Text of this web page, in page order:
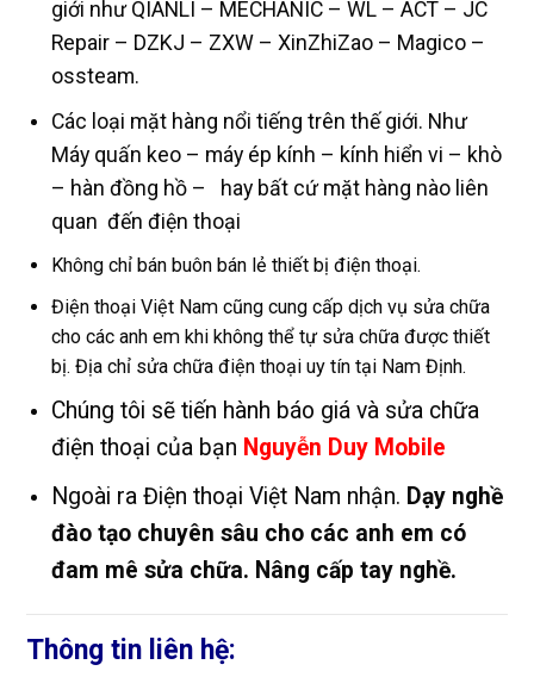
giới như QIANLI – MECHANIC – WL – ACT – JC
Repair – DZKJ – ZXW – XinZhiZao – Magico –
ossteam.
Các loại mặt hàng nổi tiếng trên thế giới. Như
Máy quấn keo – máy ép kính – kính hiển vi – khò
– hàn đồng hồ – hay bất cứ mặt hàng nào liên
quan đến điện thoại
Không chỉ bán buôn bán lẻ thiết bị điện thoại.
Điện thoại Việt Nam cũng cung cấp dịch vụ sửa chữa
cho các anh em khi không thể tự sửa chữa được thiết
bị. Địa chỉ sửa chữa điện thoại uy tín tại Nam Định.
Chúng tôi sẽ tiến hành báo giá và sửa chữa
điện thoại của bạn Nguyễn Duy Mobile
Ngoài ra Điện thoại Việt Nam nhận. Dạy nghề
đào tạo chuyên sâu cho các anh em có
đam mê sửa chữa. Nâng cấp tay nghề.
Thông tin liên hệ: